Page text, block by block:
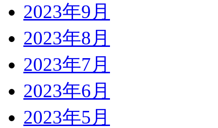
2023年9月
2023年8月
2023年7月
2023年6月
2023年5月